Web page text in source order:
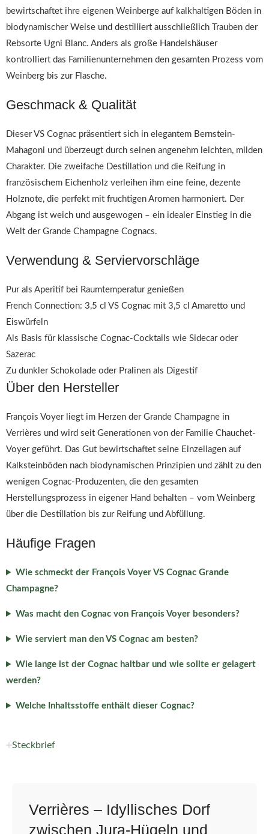
bewirtschaftet ihre eigenen Weinberge auf kalkhaltigen Böden in
biodynamischer Weise und destilliert ausschließlich Trauben der
Rebsorte Ugni Blanc. Anders als große Handelshäuser
kontrolliert das Familienunternehmen den gesamten Prozess vom
Weinberg bis zur Flasche.
Geschmack & Qualität
Dieser VS Cognac präsentiert sich in elegantem Bernstein-
Mahagoni und überzeugt durch seinen angenehm leichten, milden
Charakter. Die zweifache Destillation und die Reifung in
französischem Eichenholz verleihen ihm eine feine, dezente
Holznote, die perfekt mit fruchtigen Aromen harmoniert. Der
Abgang ist weich und ausgewogen – ein idealer Einstieg in die
Welt der Grande Champagne Cognacs.
Verwendung & Serviervorschläge
Pur als Aperitif bei Raumtemperatur genießen
French Connection: 3,5 cl VS Cognac mit 3,5 cl Amaretto und
Eiswürfeln
Als Basis für klassische Cognac-Cocktails wie Sidecar oder
Sazerac
Zu dunkler Schokolade oder Pralinen als Digestif
Über den Hersteller
François Voyer liegt im Herzen der Grande Champagne in
Verrières und wird seit Generationen von der Familie Chauchet-
Voyer geführt. Das Gut bewirtschaftet seine Einzellagen auf
Kalksteinböden nach biodynamischen Prinzipien und zählt zu den
wenigen Cognac-Produzenten, die den gesamten
Herstellungsprozess in eigener Hand behalten – vom Weinberg
über die Destillation bis zur Reifung und Abfüllung.
Häufige Fragen
Wie schmeckt der François Voyer VS Cognac Grande
Champagne?
Was macht den Cognac von François Voyer besonders?
Wie serviert man den VS Cognac am besten?
Wie lange ist der Cognac haltbar und wie sollte er gelagert
werden?
Welche Inhaltsstoffe enthält dieser Cognac?
Steckbrief
Verrières – Idyllisches Dorf
zwischen Jura-Hügeln und